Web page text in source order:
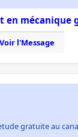
en mécanique
Voir l'Message
gratuite au